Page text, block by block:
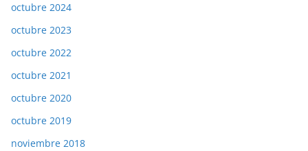
octubre 2024
octubre 2023
octubre 2022
octubre 2021
octubre 2020
octubre 2019
noviembre 2018